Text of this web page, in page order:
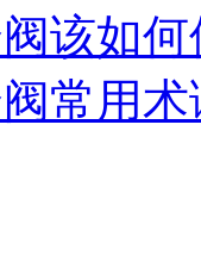
该如
常用